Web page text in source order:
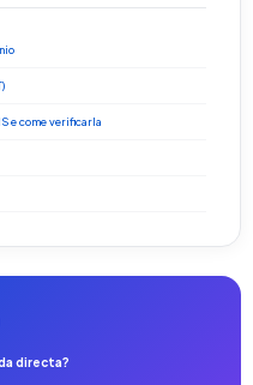
e come verificarla
directa?